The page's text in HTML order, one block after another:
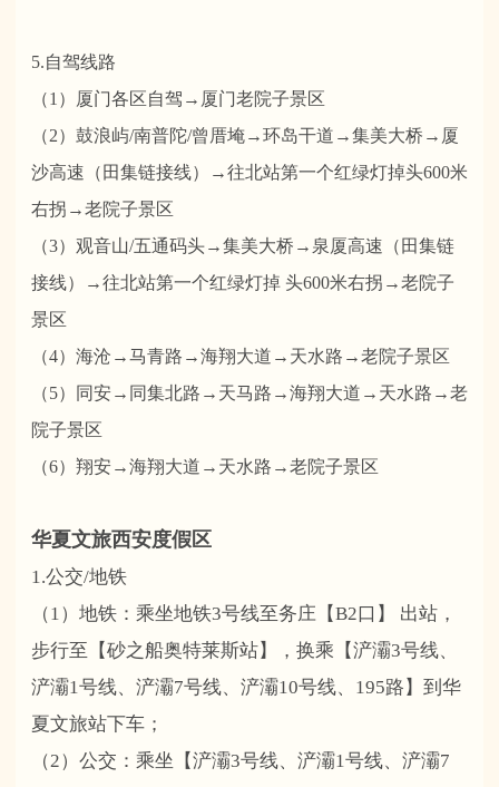
5.自驾线路
（1）厦门各区自驾→厦门老院子景区
（2）鼓浪屿/南普陀/曾厝埯→环岛干道→集美大桥→厦
沙高速（田集链接线）→往北站第一个红绿灯掉头600米
右拐→老院子景区
（3）观音山/五通码头→集美大桥→泉厦高速（田集链
接线）→往北站第一个红绿灯掉 头600米右拐→老院子
景区
（4）海沧→马青路→海翔大道→天水路→老院子景区
（5）同安→同集北路→天马路→海翔大道→天水路→老
院子景区
（6）翔安→海翔大道→天水路→老院子景区
华夏文旅西安度假区
1.公交/地铁
（1）地铁：乘坐地铁3号线至务庄【B2口】 出站，
步行至【砂之船奥特莱斯站】，换乘【浐灞3号线、
浐灞1号线、浐灞7号线、浐灞10号线、195路】到华
夏文旅站下车；
（2）公交：乘坐【浐灞3号线、浐灞1号线、浐灞7